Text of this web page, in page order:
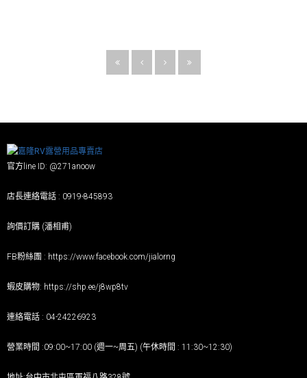
官方line ID: @271anoow
店長連絡電話 : 0919-845893
詢價訂購 (潘相甫)
FB粉絲團 : https://www.facebook.com/jialorng
蝦皮購物: https://shp.ee/j8wp8tv
連絡電話 : 04-24226923
營業時間 :09:00~17:00 (週一~周五) (午休時間 : 11:30~12:30)